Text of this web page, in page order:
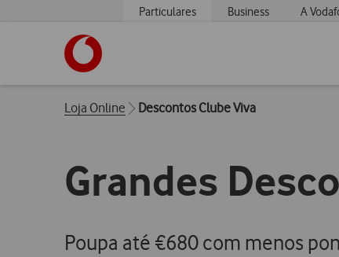
Particulares Business A
Breadcrumbs
Loja Online Descontos Clube Viva
Grandes
Poupa até €680 com menos